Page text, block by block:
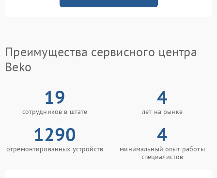
Преимущества сервисного центра
Beko
19
сотрудников в штате
4
лет на рынке
1290
отремонтированных устройств
4
минимальный опыт работы
специалистов